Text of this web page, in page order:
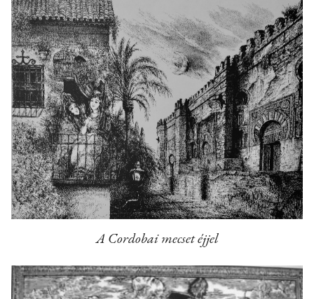
A Cordobai mecset éjjel